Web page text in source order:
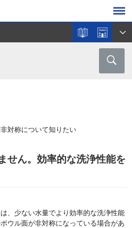
対称について知りたい
せん。効率的な洗浄性能を
、少ない水量でより効率的な洗浄性能
ウル面が非対称になっている場合があ